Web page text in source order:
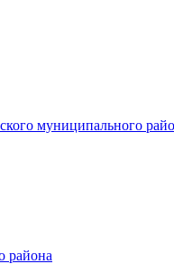
муниципального
района